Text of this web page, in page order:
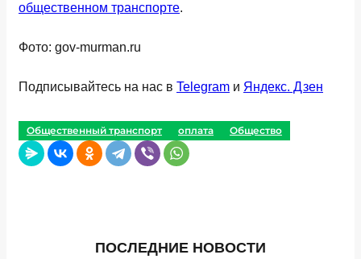
общественном транспорте.
Фото: gov-murman.ru
Подписывайтесь на нас в Telegram и Яндекс. Дзен
Общественный транспорт оплата Общество
ПОСЛЕДНИЕ НОВОСТИ